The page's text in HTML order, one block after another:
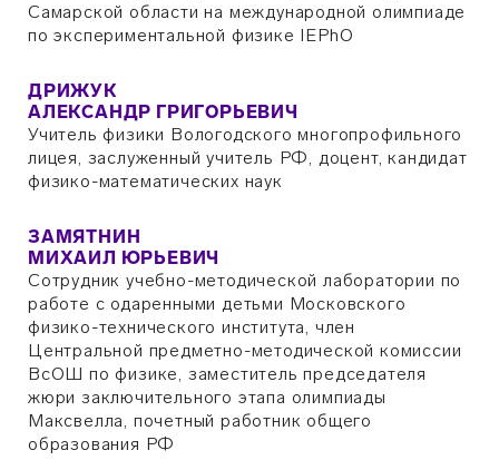
Самарской области на международной олимпиаде
по экспериментальной физике IEPhO
ДРИЖУК
АЛЕКСАНДР ГРИГОРЬЕВИЧ
Учитель физики Вологодского многопрофильного
лицея, заслуженный учитель РФ, доцент, кандидат
физико-математических наук
ЗАМЯТНИН
МИХАИЛ ЮРЬЕВИЧ
Сотрудник учебно-методической лаборатории по
работе с одаренными детьми Московского
физико-технического института, член
Центральной предметно-методической комиссии
ВсОШ по физике, заместитель председателя
жюри заключительного этапа олимпиады
Максвелла, почетный работник общего
образования РФ